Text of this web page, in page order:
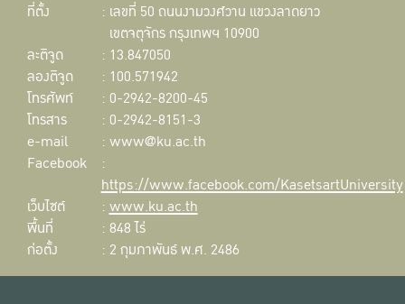
ที่ตั้ง
: เลขที่ 50 ถนนงามวงศ์วาน แขวงลาดยาว
เขตจตุจักร กรุงเทพฯ 10900
ละติจูด
: 13.847050
ลองติจูด
: 100.571942
โทรศัพท์
: 0-2942-8200-45
โทรสาร
: 0-2942-8151-3
e-mail
: www@ku.ac.th
Facebook
:
https://www.facebook.com/KasetsartUniversity
เว็บไซต์
:www.ku.ac.th
พื้นที่
: 848 ไร่
ก่อตั้ง
: 2 กุมภาพันธ์ พ.ศ. 2486